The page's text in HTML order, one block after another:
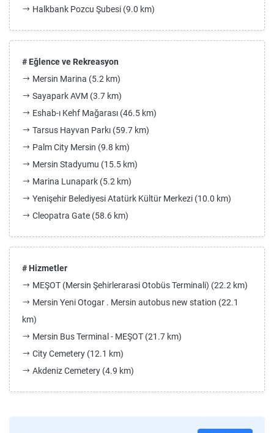
Halkbank Pozcu Şubesi (9.0 km)
# Eğlence ve Rekreasyon
Mersin Marina (5.2 km)
Sayapark AVM (3.7 km)
Eshab-ı Kehf Mağarası (46.5 km)
Tarsus Hayvan Parkı (59.7 km)
Palm City Mersin (9.8 km)
Mersin Stadyumu (15.5 km)
Marina Lunapark (5.2 km)
Yenişehir Belediyesi Atatürk Kültür Merkezi (10.0 km)
Cleopatra Gate (58.6 km)
# Hizmetler
MEŞOT (Mersin Şehirlerarasi Otobüs Terminali) (22.2 km)
Mersin Yeni Otogar . Mersin autobus new station (22.1
km)
Mersin Bus Terminal - MEŞOT (21.7 km)
City Cemetery (12.1 km)
Akdeniz Cemetery (4.9 km)